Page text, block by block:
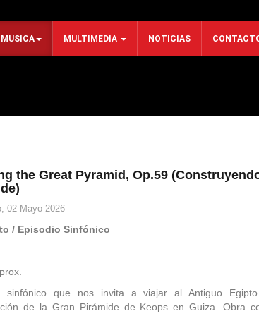
MUSICA MULTIMEDIA NOTICIAS
the Great Pyramid, Op.59
02 Mayo 2026
/ Episodio Sinfónico
sinfónico que nos invita a viajar al Antiguo
de la Gran Pirámide de Keops en Guiza. Obra